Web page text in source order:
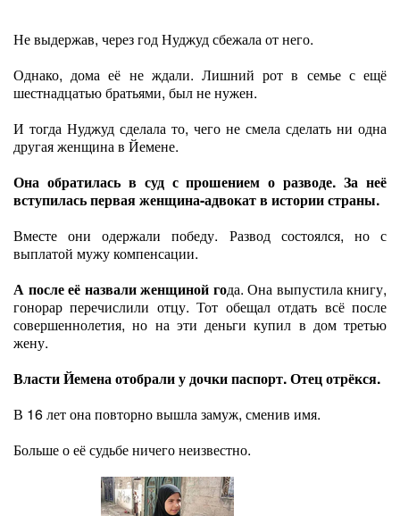
Не выдержав, через год Нуджуд сбежала от него.
Однако, дома её не ждали. Лишний рот в семье с ещё
шестнадцатью братьями, был не нужен.
И тогда Нуджуд сделала то, чего не смела сделать ни одна
другая женщина в Йемене.
Она обратилась в суд с прошением о разводе. За неё
вступилась первая женщина-адвокат в истории страны.
Вместе они одержали победу. Развод состоялся, но с
выплатой мужу компенсации.
А после её назвали женщиной года. Она выпустила книгу,
гонорар перечислили отцу. Тот обещал отдать всё после
совершеннолетия, но на эти деньги купил в дом третью
жену.
Власти Йемена отобрали у дочки паспорт. Отец отрёкся.
В 16 лет она повторно вышла замуж, сменив имя.
Больше о её судьбе ничего неизвестно.